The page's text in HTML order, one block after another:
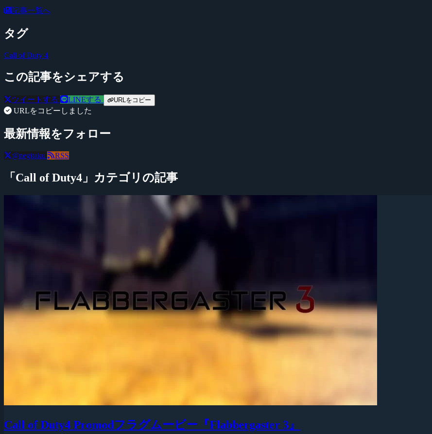
記事一覧へ
タグ
Call of Duty 4
この記事をシェアする
ツイートする LINEする URLをコピー
URLをコピーしました
最新情報をフォロー
@negitaku RSS
「Call of Duty4」カテゴリの記事
Call of Duty4 Promodフラグムービー『Flabbergaster 3』